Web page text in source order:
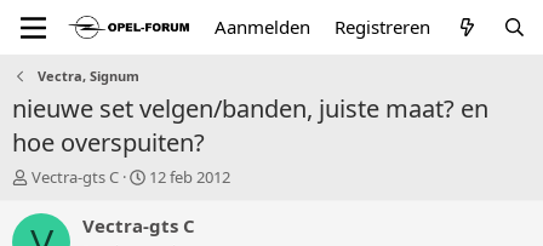
Aanmelden Registreren
Vectra, Signum
nieuwe set velgen/banden, juiste maat? en
hoe overspuiten?
T
p
i
Vectra-gts C
S
a
r
12 feb 2012
Vectra-gts C